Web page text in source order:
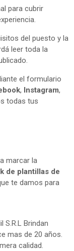
para cubrir
del puesto y la
leer toda la
el formulario
, Instagram,
todas tus
marcar la
de plantillas de
te damos para
S.R.L Brindan
mas de 20 años.
calidad.